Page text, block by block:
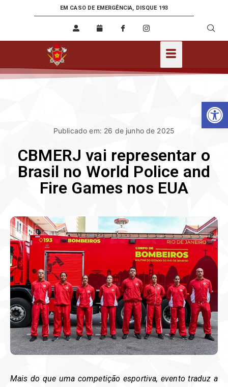
EM CASO DE EMERGÊNCIA, DISQUE 193
Publicado em: 26 de junho de 2025
CBMERJ vai representar o
Brasil no World Police and
Fire Games nos EUA
Mais do que uma competição esportiva, evento traduz a